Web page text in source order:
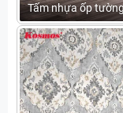
Tấm nhựa ốp